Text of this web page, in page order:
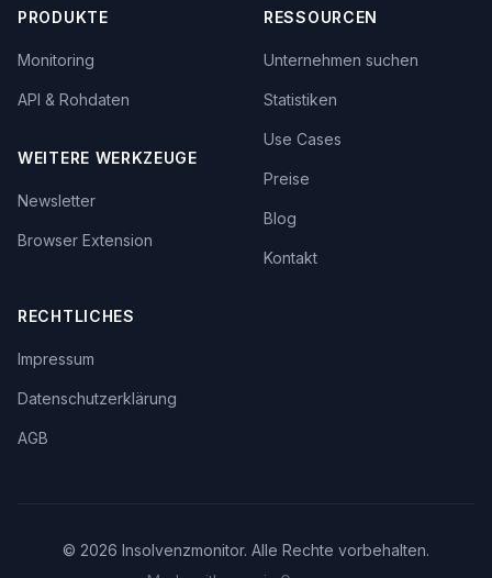
PRODUKTE
Monitoring
API & Rohdaten
WEITERE WERKZEUGE
Newsletter
Browser Extension
RESSOURCEN
Unternehmen suchen
Statistiken
Use Cases
Preise
Blog
Kontakt
RECHTLICHES
Impressum
Datenschutzerklärung
AGB
© 2026 Insolvenzmonitor. Alle Rechte vorbehalten.